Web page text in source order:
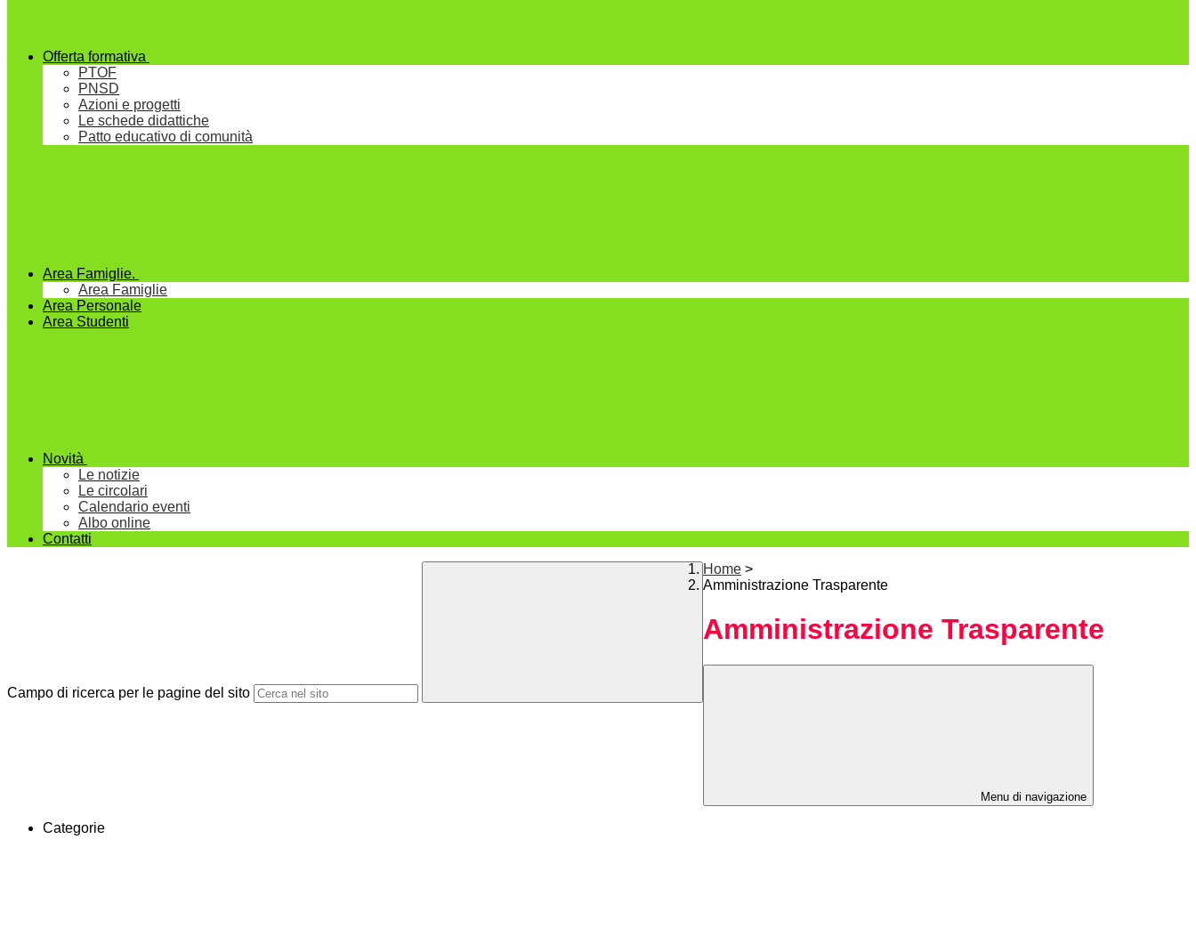
Offerta formativa
PTOF
PNSD
Azioni e progetti
Le schede didattiche
Patto educativo di comunità
Area Famiglie.
Area Famiglie
Area Personale
Area Studenti
Novità
Le notizie
Le circolari
Calendario eventi
Albo online
Contatti
Campo di ricerca per le pagine del sito
Home >
Amministrazione Trasparente
Amministrazione Trasparente
Menu di navigazione
Categorie